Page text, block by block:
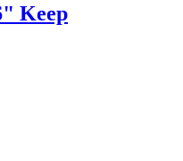
Keep